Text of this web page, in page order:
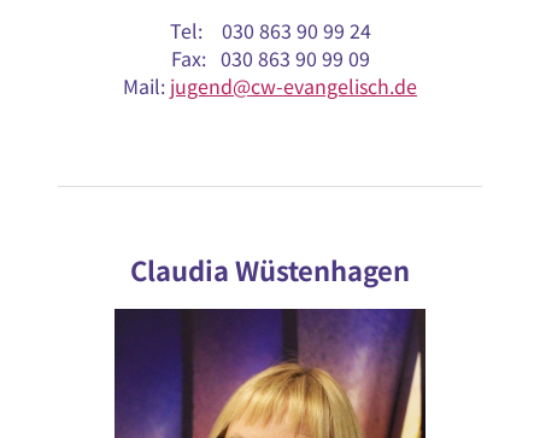
Tel: 030 863 90 99 24
Fax: 030 863 90 99 09
Mail: jugend@cw-evangelisch.de
Claudia Wüstenhagen